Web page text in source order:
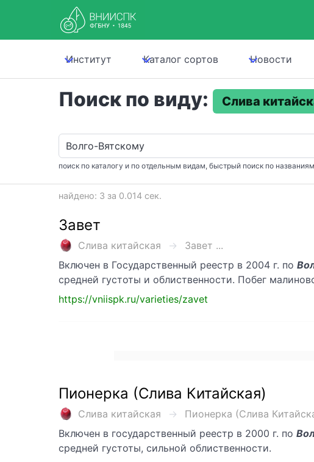
Институт Каталог сортов Новости
Поиск по виду: Слива
поиск по каталогу и по отдельным видам, быстрый поиск по
найдено: 3 за 0.014 сек.
Завет
Слива китайская
Завет ...
Включен в Государственный реестр в 2004 г. по
средней густоты и облиственности. Побег
https://vniispk.ru/varieties/zavet
Пионерка (Слива Китайская)
Слива китайская
Пионерка (Слива
Включен в государственный реестр в 2000 г. по
средней густоты, сильной облиственности.